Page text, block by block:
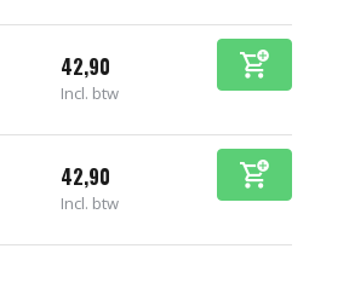
42,90
Incl. btw
42,90
Incl. btw